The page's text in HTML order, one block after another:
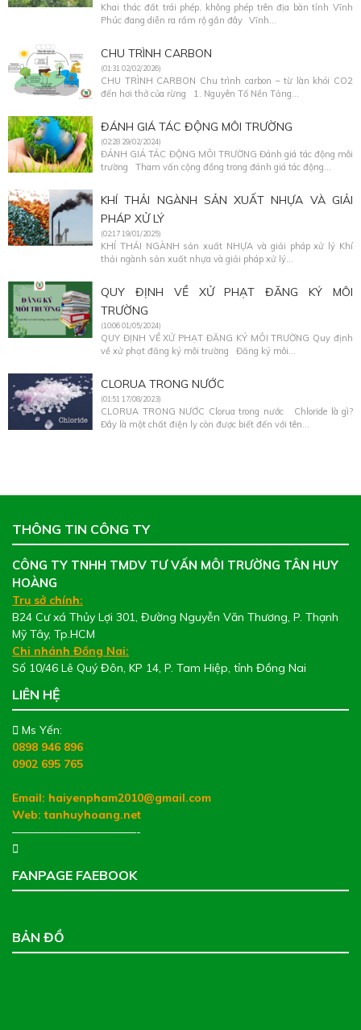
Khai thác đất trái phép, không phép trên địa bàn tỉnh Vĩnh
Phúc đang diễn ra rầm rộ gần đây Vĩnh...
CHU TRÌNH CARBON
(01:31 02/02/2026)
CHU TRÌNH CARBON Chu trình carbon – từ làn khói CO2
đến hơi thở của rừng 1. Nguyên Tố Nền Tảng...
ĐÁNH GIÁ TÁC ĐỘNG MÔI TRƯỜNG
(02:28 29/02/2024)
ĐÁNH GIÁ TÁC ĐỘNG MÔI TRƯỜNG Đánh giá tác động môi
trường Tham vấn cộng đồng trong đánh giá tác động...
KHÍ THẢI NGÀNH SẢN XUẤT NHỰA VÀ GIẢI
PHÁP XỬ LÝ
(02:17 19/01/2025)
KHÍ THẢI NGÀNH sản xuất NHỰA và giải pháp xử lý Khí
thải ngành sản xuất nhựa và giải pháp xử lý...
QUY ĐỊNH VỀ XỬ PHẠT ĐĂNG KÝ MÔI
TRƯỜNG
(10:06 01/05/2024)
QUY ĐỊNH VỀ XỬ PHẠT ĐĂNG KÝ MÔI TRƯỜNG Quy định
về xử phạt đăng ký môi trường Đăng ký môi...
CLORUA TRONG NƯỚC
(01:51 17/08/2023)
CLORUA TRONG NƯỚC Clorua trong nước Chloride là gì?
Đây là một chất điện ly còn được biết đến với tên...
THÔNG TIN CÔNG TY
CÔNG TY TNHH TMDV TƯ VẤN MÔI TRƯỜNG TÂN HUY
HOÀNG
Trụ sở chính:
B24 Cư xá Thủy Lợi 301, Đường Nguyễn Văn Thương, P. Thạnh
Mỹ Tây, Tp.HCM
Chi nhánh Đồng Nai:
Số 10/46 Lê Quý Đôn, KP 14, P. Tam Hiệp, tỉnh Đồng Nai
LIÊN HỆ
Ms Yến:
0898 946 896
0902 695 765
Email: haiyenpham2010@gmail.com
Web:tanhuyhoang.net
———————————-
FANPAGE FAEBOOK
BẢN ĐỒ